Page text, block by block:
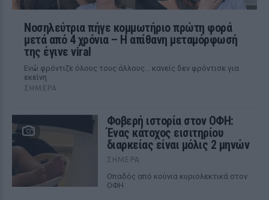
Νοσηλεύτρια πήγε κομμωτήριο πρώτη φορά
μετά από 4 χρόνια – Η απίθανη μεταμόρφωσή
της έγινε viral
Ενώ φρόντιζε όλους τους άλλους... κανείς δεν φρόντισε για
εκείνη
ΣΉΜΕΡΑ
Φοβερή ιστορία στον ΟΦΗ:
Ένας κάτοχος εισιτηρίου
διαρκείας είναι μόλις 2 μηνών
ΣΉΜΕΡΑ
Οπαδός από κούνια κυριολεκτικά στον
ΟΦΗ